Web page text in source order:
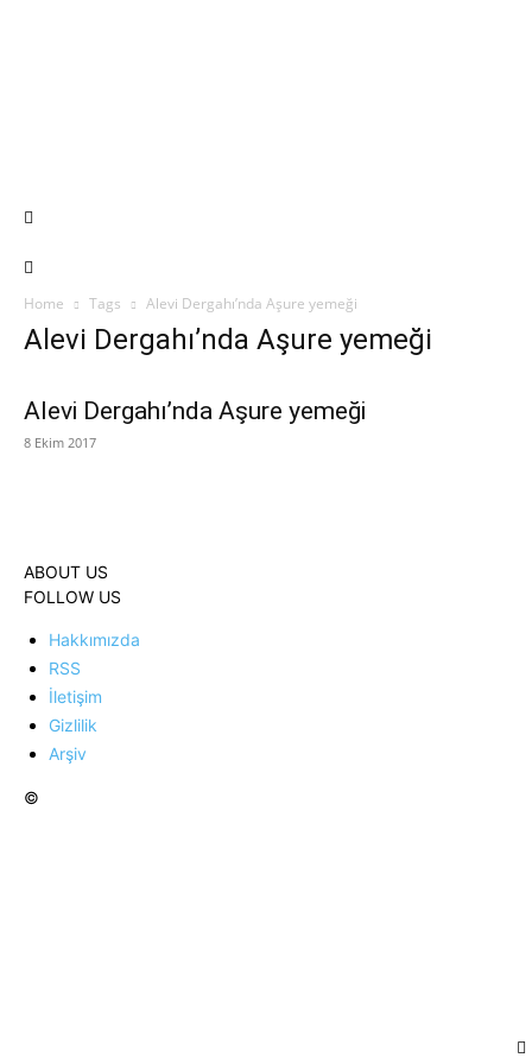
Home Tags Alevi Dergahı’nda Aşure yemeği
Alevi Dergahı’nda Aşure yemeği
Alevi Dergahı’nda Aşure yemeği
8 Ekim 2017
ABOUT US
FOLLOW US
Hakkımızda
RSS
İletişim
Gizlilik
Arşiv
©